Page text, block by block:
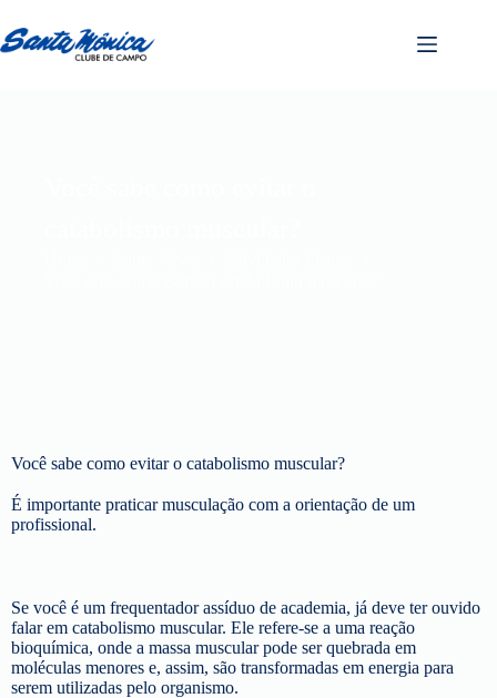
Você sabe como evitar o catabolismo muscular?
É importante praticar musculação com a orientação de um
profissional.
Se você é um frequentador assíduo de academia, já deve ter ouvido
falar em catabolismo muscular. Ele refere-se a uma reação
bioquímica, onde a massa muscular pode ser quebrada em
moléculas menores e, assim, são transformadas em energia para
serem utilizadas pelo organismo.